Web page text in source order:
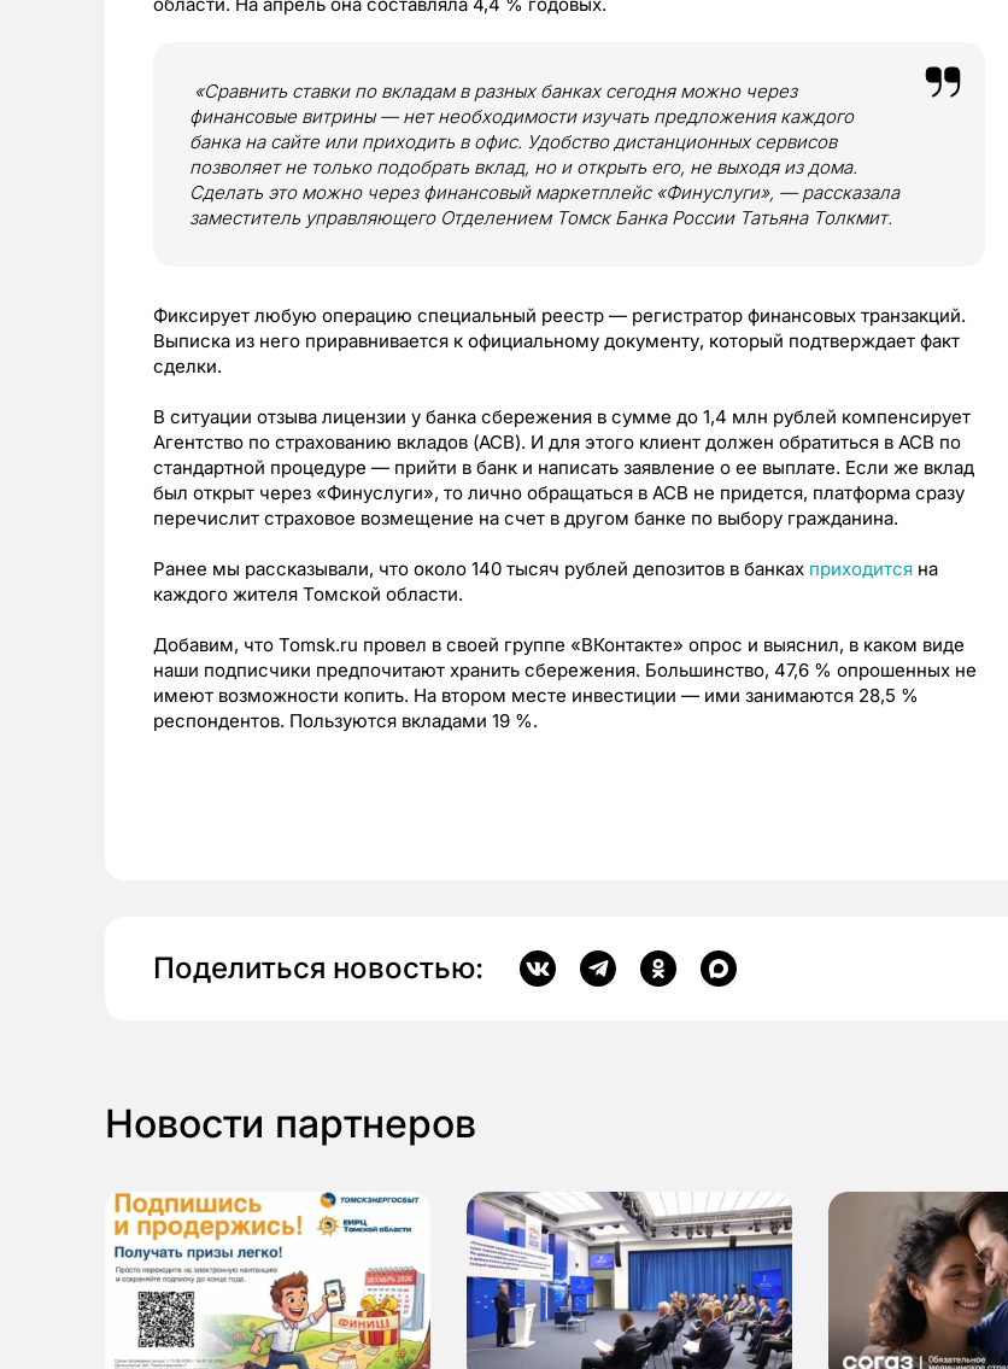
области. На апрель она составляла 4,4 % годовых.
«Сравнить ставки по вкладам в разных банках сегодня можно через
финансовые витрины — нет необходимости изучать предложения каждого
банка на сайте или приходить в офис. Удобство дистанционных сервисов
позволяет не только подобрать вклад, но и открыть его, не выходя из дома.
Сделать это можно через финансовый маркетплейс «Финуслуги», — рассказала
заместитель управляющего Отделением Томск Банка России Татьяна Толкмит.
Фиксирует любую операцию специальный реестр — регистратор финансовых транзакций.
Выписка из него приравнивается к официальному документу, который подтверждает факт
сделки.
В ситуации отзыва лицензии у банка сбережения в сумме до 1,4 млн рублей компенсирует
Агентство по страхованию вкладов (АСВ). И для этого клиент должен обратиться в АСВ по
стандартной процедуре — прийти в банк и написать заявление о ее выплате. Если же вклад
был открыт через «Финуслуги», то лично обращаться в АСВ не придется, платформа сразу
перечислит страховое возмещение на счет в другом банке по выбору гражданина.
Ранее мы рассказывали, что около 140 тысяч рублей депозитов в банках приходится на
каждого жителя Томской области.
Добавим, что Tomsk.ru провел в своей группе «ВКонтакте» опрос и выяснил, в каком виде
наши подписчики предпочитают хранить сбережения. Большинство, 47,6 % опрошенных не
имеют возможности копить. На втором месте инвестиции — ими занимаются 28,5 %
респондентов. Пользуются вкладами 19 %.
Поделиться новостью:
Новости партнеров